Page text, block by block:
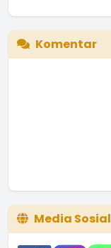
Komentar
Media Sosial